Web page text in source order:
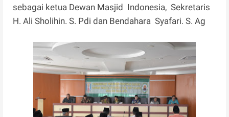
sebagai ketua Dewan Masjid Indonesia, Sekretaris
H. Ali Sholihin. S. Pdi dan Bendahara Syafari. S. Ag